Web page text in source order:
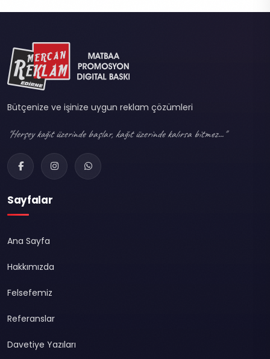
Bütçenize ve işinize uygun reklam çözümleri
"Herşey kağıt üzerinde başlar, kağıt üzerinde kalırsa bitmez..."
Sayfalar
Ana Sayfa
Hakkımızda
Felsefemiz
Referanslar
Davetiye Yazıları